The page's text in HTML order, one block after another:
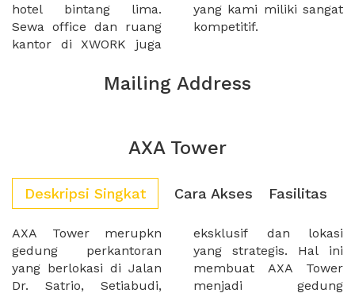
hotel bintang lima.
Sewa office dan ruang
kantor di XWORK juga
yang kami miliki sangat
kompetitif.
Mailing Address
AXA Tower
Deskripsi Singkat Cara Akses Fasilitas
AXA Tower merupkn
gedung perkantoran
yang berlokasi di Jalan
Dr. Satrio, Setiabudi,
eksklusif dan lokasi
yang strategis. Hal ini
membuat AXA Tower
menjadi gedung